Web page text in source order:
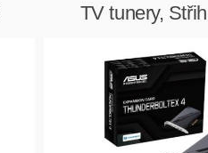
TV tunery,